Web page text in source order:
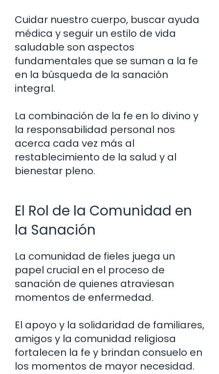
Cuidar nuestro cuerpo, buscar ayuda
médica y seguir un estilo de vida
saludable son aspectos
fundamentales que se suman a la fe
en la búsqueda de la sanación
integral.
La combinación de la fe en lo divino y
la responsabilidad personal nos
acerca cada vez más al
restablecimiento de la salud y al
bienestar pleno.
El Rol de la Comunidad en
la Sanación
La comunidad de fieles juega un
papel crucial en el proceso de
sanación de quienes atraviesan
momentos de enfermedad.
El apoyo y la solidaridad de familiares,
amigos y la comunidad religiosa
fortalecen la fe y brindan consuelo en
los momentos de mayor necesidad.